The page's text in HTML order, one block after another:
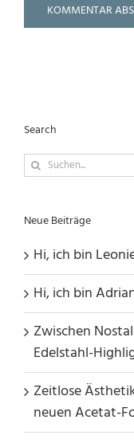
Search
Suche
Neue Beiträge
Hi, ich bin
Hi, ich bin
Zwischen
Edelstahl-
Zeitlose
neuen Acetat-